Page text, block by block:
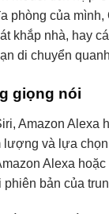
phòng của
khắp nhà, hay
di chuyển
giọng nói
Amazon Alexa
và lựa
Alexa
phiên bản của